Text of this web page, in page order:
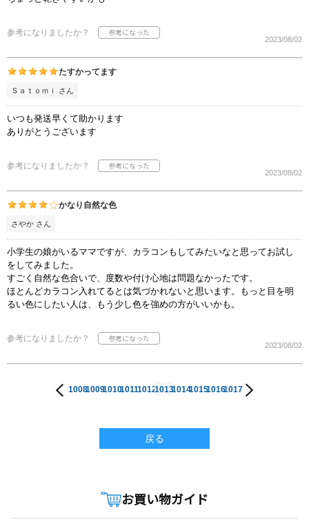
参考になりましたか？
2023/08/02
たすかってます
Ｓａｔｏｍｉ さん
いつも発送早くて助かります
ありがとうございます
参考になりましたか？
2023/08/02
かなり自然な色
さやか さん
小学生の娘がいるママですが、カラコンもしてみたいなと思ってお試し
をしてみました。
すごく自然な色合いで、度数や付け心地は問題なかったです。
ほとんどカラコン入れてるとは気づかれないと思います。もっと目を明
るい色にしたい人は、もう少し色を強めの方がいいかも。
参考になりましたか？
2023/08/02
1008100910101011101210131014101510161017
戻る
お買い物ガイド